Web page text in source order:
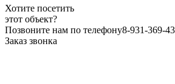
Хотите посетить
этот объект?
Позвоните нам по телефону8-931-369-
Заказ звонка